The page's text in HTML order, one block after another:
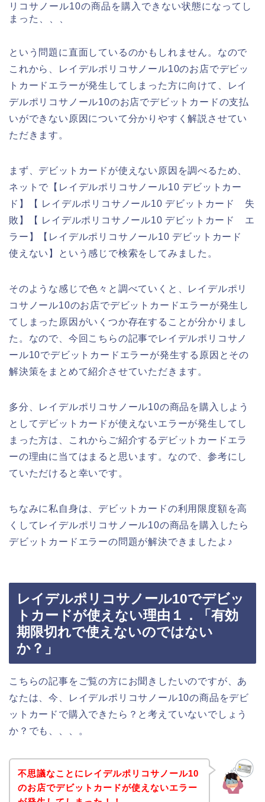
リコサノール10の商品を購入できない状態になってし
まった、、、
という問題に直面しているのかもしれません。なので
これから、レイデルポリコサノール10のお店でデビッ
トカードエラーが発生してしまった方に向けて、レイ
デルポリコサノール10のお店でデビットカードの支払
いができない原因について分かりやすく解説させてい
ただきます。
まず、デビットカードが使えない原因を調べるため、
ネットで【レイデルポリコサノール10 デビットカー
ド】【 レイデルポリコサノール10 デビットカード 失
敗】【 レイデルポリコサノール10 デビットカード エ
ラー】【レイデルポリコサノール10 デビットカード
使えない】という感じで検索をしてみました。
そのような感じで色々と調べていくと、レイデルポリ
コサノール10のお店でデビットカードエラーが発生し
てしまった原因がいくつか存在することが分かりまし
た。なので、今回こちらの記事でレイデルポリコサノ
ール10でデビットカードエラーが発生する原因とその
解決策をまとめて紹介させていただきます。
多分、レイデルポリコサノール10の商品を購入しよう
としてデビットカードが使えないエラーが発生してし
まった方は、これからご紹介するデビットカードエラ
ーの理由に当てはまると思います。なので、参考にし
ていただけると幸いです。
ちなみに私自身は、デビットカードの利用限度額を高
くしてレイデルポリコサノール10の商品を購入したら
デビットカードエラーの問題が解決できましたよ♪
レイデルポリコサノール10でデビッ
トカードが使えない理由１．「有効
期限切れで使えないのではない
か？」
こちらの記事をご覧の方にお聞きしたいのですが、あ
なたは、今、レイデルポリコサノール10の商品をデビ
ットカードで購入できたら？と考えていないでしょう
か？でも、、、。
不思議なことにレイデルポリコサノール10
のお店でデビットカードが使えないエラー